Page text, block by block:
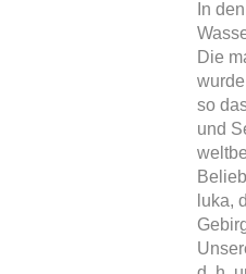
In
Die
so
und
luka,